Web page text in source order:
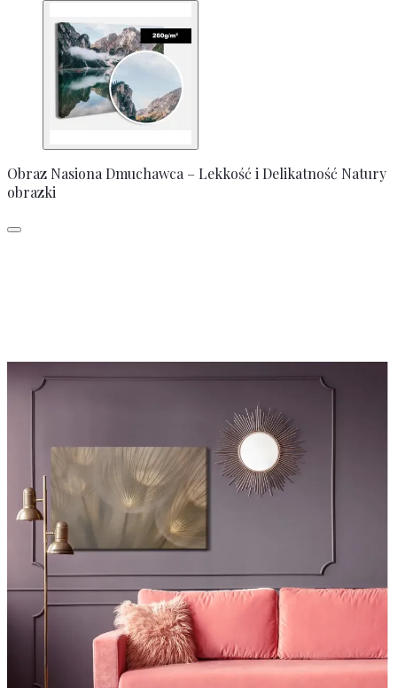
Obraz Nasiona Dmuchawca – Lekkość i Delikatność Natury
obrazki